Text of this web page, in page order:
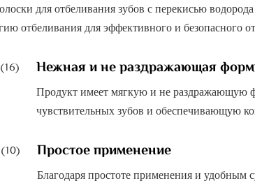
для отбеливания зубов с перекисью
отбеливания для эффективного и безопасного
Нежная и не раздражающая
Продукт имеет мягкую и не раздражающую
чувствительных зубов и обеспечивающую
Простое применение
Благодаря простоте применения и удобным